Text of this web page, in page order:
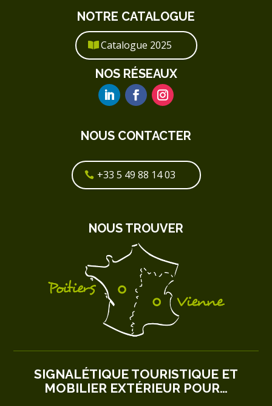
NOTRE CATALOGUE
Catalogue 2025
NOS RÉSEAUX
NOUS CONTACTER
+33 5 49 88 14 03
NOUS TROUVER
SIGNALÉTIQUE TOURISTIQUE ET
MOBILIER EXTÉRIEUR POUR…